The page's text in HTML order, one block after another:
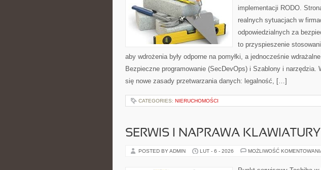
implementacji RODO.
realnych sytuacjach w
odpowiedzialnych za
to przyspieszenie
aby wdrożenia były odporne na pomyłki, a jednocześnie
Bezpieczne programowanie (SecDevOps) i Szablony i narzędzia.
się nowe zasady przetwarzania danych: legalność, […]
CATEGORIES: NIERUCHOMOŚCI
SERWIS I NAPRAWA KLAWIATURY
POSTED BY ADMIN LUT - 6 - 2026 MOŻLIWOŚĆ